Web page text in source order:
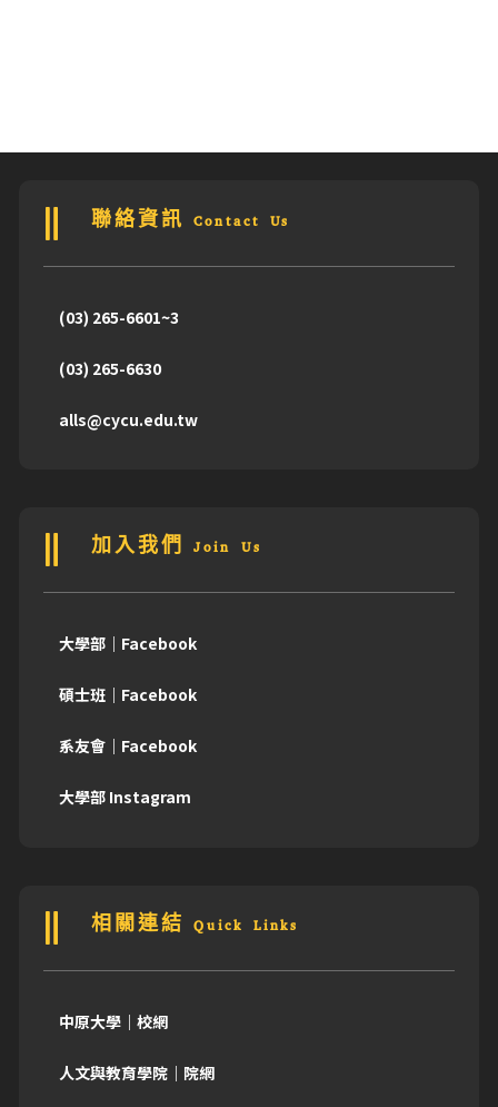
聯絡資訊 Contact Us
(03) 265-6601~3
(03) 265-6630
alls@cycu.edu.tw
加入我們 Join Us
大學部｜Facebook
碩士班｜Facebook
系友會｜Facebook
大學部 Instagram
相關連結 Quick Links
中原大學｜校網
人文與教育學院｜院網